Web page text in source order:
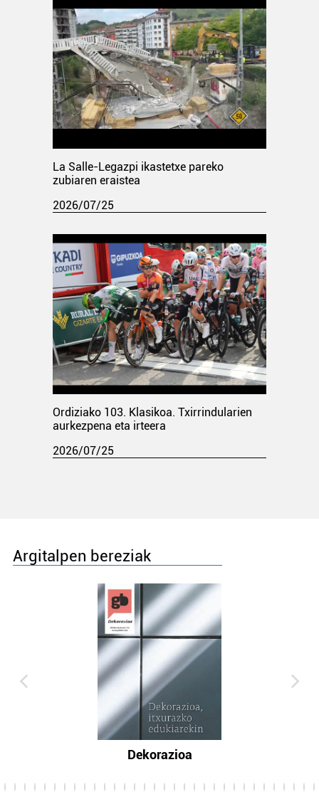
La Salle-Legazpi ikastetxe pareko
zubiaren eraistea
2026/07/25
Ordiziako 103. Klasikoa. Txirrindularien
aurkezpena eta irteera
2026/07/25
Argitalpen bereziak
Dekorazioa